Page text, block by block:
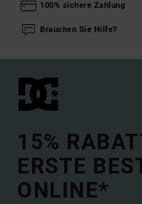
100% sichere Zahlung
Brauchen Sie Hilfe?
15%
ERSTE
ONLINE*